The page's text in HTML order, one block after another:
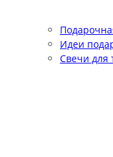
Идеи
Свечи для